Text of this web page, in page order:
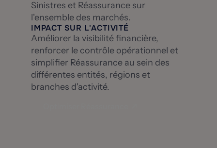
Sinistres et Réassurance sur
l'ensemble des marchés.
IMPACT SUR L'ACTIVITÉ
Améliorer la visibilité financière,
renforcer le contrôle opérationnel et
simplifier Réassurance au sein des
différentes entités, régions et
branches d'activité.